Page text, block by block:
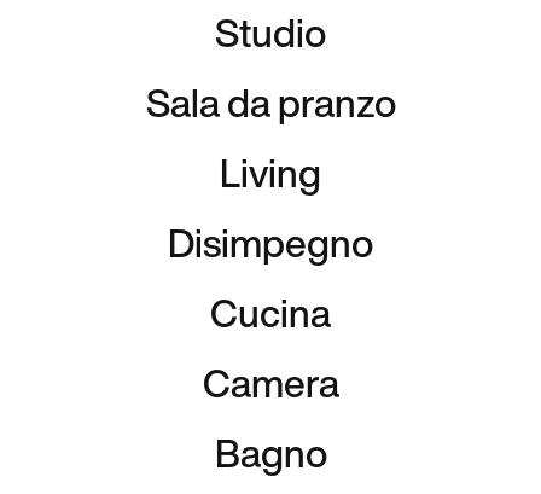
Studio
Sala da pranzo
Living
Disimpegno
Cucina
Camera
Bagno